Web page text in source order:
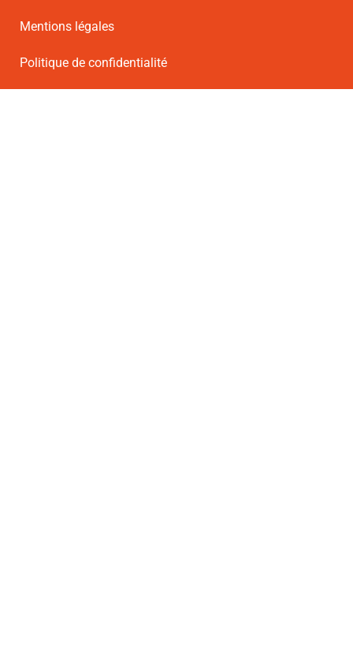
Mentions légales
Politique de confidentialité